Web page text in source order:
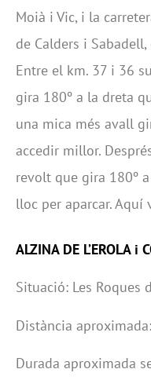
Moià i Vic, i la
de Calders i
Entre el km. 37 i 36
gira 180º a la dreta
una mica més avall
accedir millor.
revolt que gira 180º
lloc per aparcar. Aquí
ALZINA DE L’EROLA i
Situació: Les Roques
Distància
Durada aproximada